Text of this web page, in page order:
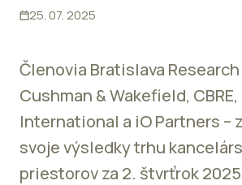
25. 07. 2025
Členovia Bratislava Research
Cushman & Wakefield,
International a iO Partners –
svoje výsledky trhu
priestorov za 2. štvrťrok